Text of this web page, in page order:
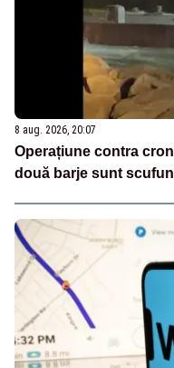
8 aug. 2026, 20:07
Operațiune contra
două barje sunt